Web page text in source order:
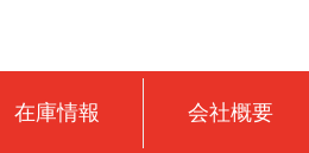
在庫情報 会社概要